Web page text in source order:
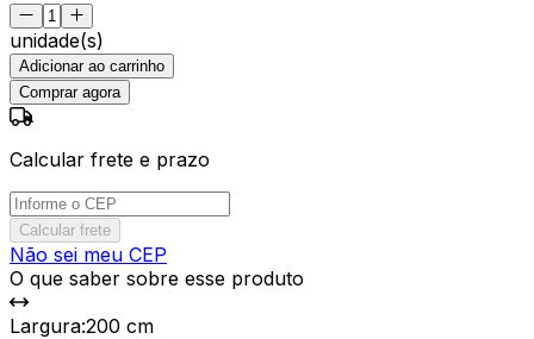
unidade(s)
Adicionar ao carrinho
Comprar agora
Calcular frete e prazo
Calcular frete
Não sei meu CEP
O que saber sobre esse produto
Largura:200 cm